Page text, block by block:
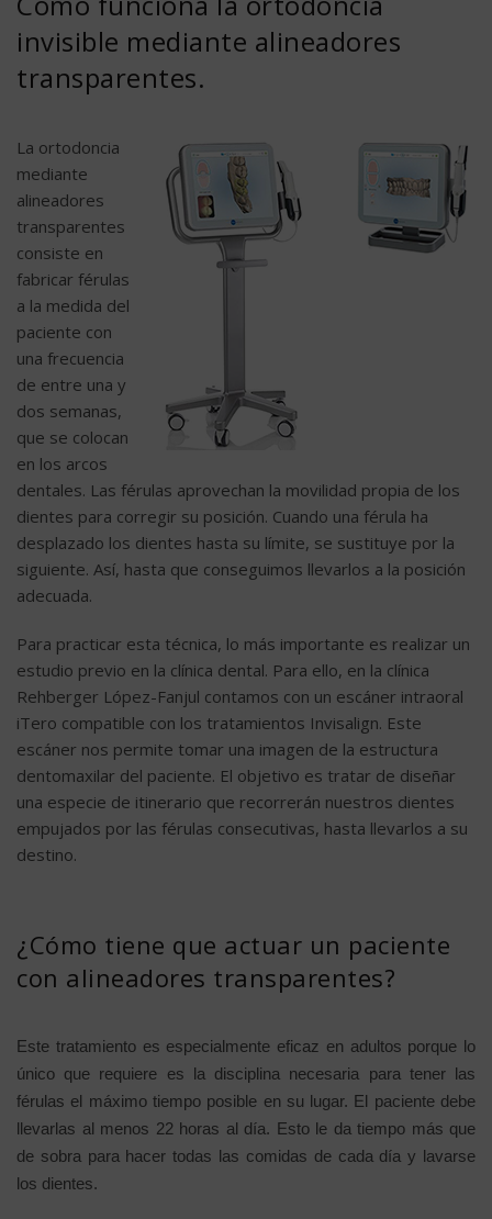
invisible mediante alineadores
transparentes.
La ortodoncia
mediante
alineadores
transparentes
consiste en
fabricar férulas
a la medida del
paciente con
una frecuencia
de entre una y
dos semanas,
que se colocan
en los arcos
dentales. Las férulas aprovechan la movilidad propia de los
dientes para corregir su posición. Cuando una férula ha
desplazado los dientes hasta su límite, se sustituye por la
siguiente. Así, hasta que conseguimos llevarlos a la posición
adecuada.
Para practicar esta técnica, lo más importante es realizar un
estudio previo en la clínica dental. Para ello, en la clínica
Rehberger López-Fanjul contamos con un escáner intraoral
iTero compatible con los tratamientos Invisalign. Este
escáner nos permite tomar una imagen de la estructura
dentomaxilar del paciente. El objetivo es tratar de diseñar
una especie de itinerario que recorrerán nuestros dientes
empujados por las férulas consecutivas, hasta llevarlos a su
destino.
¿Cómo tiene que actuar un paciente
con alineadores transparentes?
Este tratamiento es especialmente eficaz en adultos porque lo
único que requiere es la disciplina necesaria para tener las
férulas el máximo tiempo posible en su lugar. El paciente debe
llevarlas al menos 22 horas al día. Esto le da tiempo más que
de sobra para hacer todas las comidas de cada día y lavarse
los dientes.